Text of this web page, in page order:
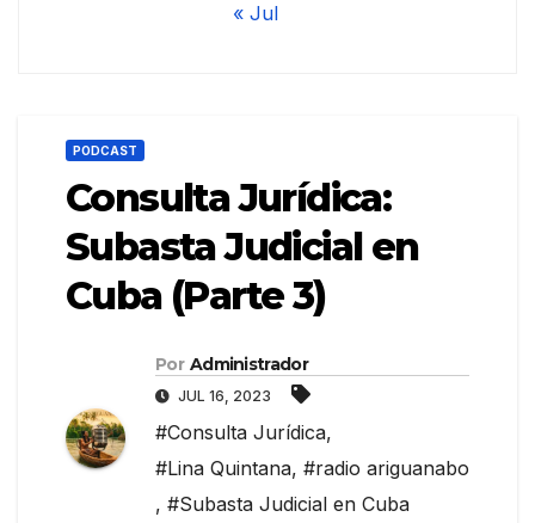
« Jul
PODCAST
Consulta Jurídica:
Subasta Judicial en
Cuba (Parte 3)
Por Administrador
JUL 16, 2023
#Consulta Jurídica,
#Lina Quintana, #radio ariguanabo
, #Subasta Judicial en Cuba